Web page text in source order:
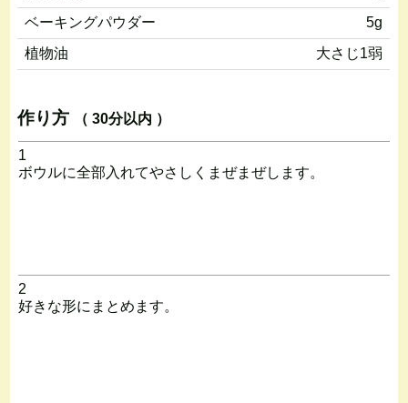
ベーキングパウダー
5g
植物油
大さじ1弱
作り方 （ 30分以内 ）
1
ボウルに全部入れてやさしくまぜまぜします。
2
好きな形にまとめます。